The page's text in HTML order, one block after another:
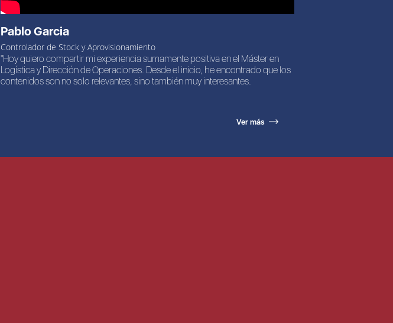
Pablo Garcia
Controlador de Stock y Aprovisionamiento
"Hoy quiero compartir mi experiencia sumamente positiva en el Máster en
Logística y Dirección de Operaciones. Desde el inicio, he encontrado que los
contenidos son no solo relevantes, sino también muy interesantes.
Ver más